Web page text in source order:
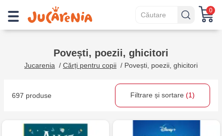
0
Povești, poezii, ghicitori
Jucarenia / Cărți pentru copii / Povești, poezii, ghicitori
697 produse Filtrare și sortare (1)